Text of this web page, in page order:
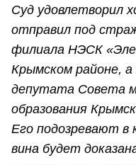
Суд удовлетворил
отправил под
филиала НЭСК
Крымском районе,
депутата Совета
образования
Его подозревают в
вина будет